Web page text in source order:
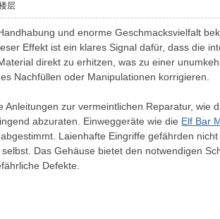
层
und enorme Geschmacksvielfalt
Effekt ist ein klares Signal dafür, dass die
direkt zu erhitzen, was zu einer
Nachfüllen oder Manipulationen korrigieren.
Anleitungen zur vermeintlichen Reparatur,
abzuraten. Einweggeräte wie die Elf Bar
Laienhafte Eingriffe gefährden
Das Gehäuse bietet den notwendigen
Defekte.